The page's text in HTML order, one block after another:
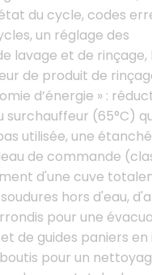
du cycle, codes
un réglage des
lavage et de rinçage,
de produit de
d’énergie » :
(65°C)
utilisée, une
de commande
d'une cuve
hors d'eau,
pour une
de guides paniers en
pour un